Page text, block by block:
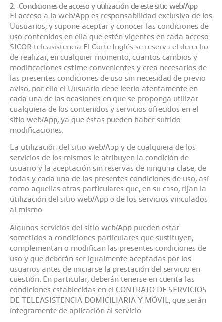
2.- Condiciones de acceso y utilización de este sitio web/App
El acceso a la web/App es responsabilidad exclusiva de los
Uusuarios, y supone aceptar y conocer las condiciones de
uso contenidos en ella que estén vigentes en cada acceso.
SICOR teleasistencia El Corte Inglés se reserva el derecho
de realizar, en cualquier momento, cuantos cambios y
modificaciones estime convenientes y crea necesarios de
las presentes condiciones de uso sin necesidad de previo
aviso, por ello el Uusuario debe leerlo atentamente en
cada una de las ocasiones en que se proponga utilizar
cualquiera de los contenidos y servicios ofrecidos en el
sitio web/App, ya que éstas pueden haber sufrido
modificaciones.
La utilización del sitio web/App y de cualquiera de los
servicios de los mismos le atribuyen la condición de
usuario y la aceptación sin reservas de ninguna clase, de
todas y cada una de las presentes condiciones de uso, así
como aquellas otras particulares que, en su caso, rijan la
utilización del sitio web/App o de los servicios vinculados
al mismo.
Algunos servicios del sitio web/App pueden estar
sometidos a condiciones particulares que sustituyen,
complementan o modifican las presentes condiciones de
uso y que deberán ser igualmente aceptadas por los
usuarios antes de iniciarse la prestación del servicio en
cuestión. En particular, deberán tenerse en cuenta las
condiciones establecidas en el CONTRATO DE SERVICIOS
DE TELEASISTENCIA DOMICILIARIA Y MÓVIL, que serán
íntegramente de aplicación al servicio.